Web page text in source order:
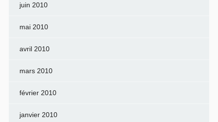
juin 2010
mai 2010
avril 2010
mars 2010
février 2010
janvier 2010